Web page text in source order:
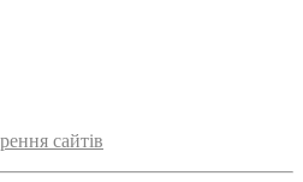
сайтів